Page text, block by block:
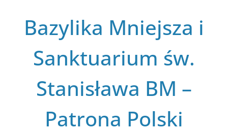
Bazylika Mniejsza i
Sanktuarium św.
Stanisława BM –
Patrona Polski